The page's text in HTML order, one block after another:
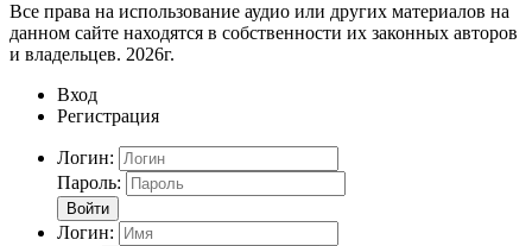
Все права на использование аудио или других материалов на
данном сайте находятся в собственности их законных авторов
и владельцев. 2026г.
Вход
Регистрация
Логин:
Пароль:
Войти
Логин: